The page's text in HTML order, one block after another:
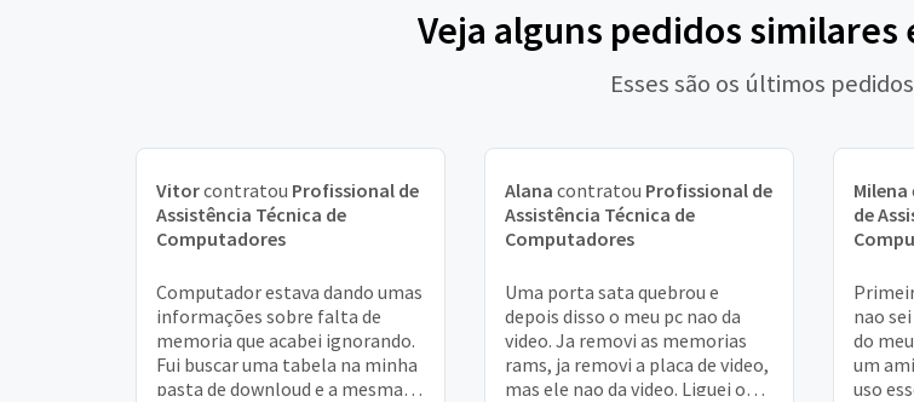
Veja alguns pedidos similares
Esses são os últimos
Vitorcontratou Profissional de
Assistência Técnica de
Computadores
Computador estava dando umas
informações sobre falta de
memoria que acabei ignorando.
Fui buscar uma tabela na minha
pasta de downloud e a mesma
Alana contratou Profissional de
Assistência Técnica de
Computadores
Uma porta sata quebrou e
depois disso o meu pc nao da
video. Ja removi as memorias
rams, ja removi a placa de video,
mas ele nao da video. Liguei o
Milena
de
nao
do
um
uso